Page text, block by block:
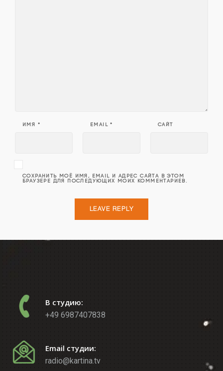
ИМЯ * EMAIL* САЙТ
СОХРАНИТЬ МОЁ ИМЯ, EMAIL И АДРЕС САЙТА В ЭТОМ
БРАУЗЕРЕ ДЛЯ ПОСЛЕДУЮЩИХ МОИХ КОММЕНТАРИЕВ.
В студию:
+49 6987407838
Email студии:
radio@kartina.tv